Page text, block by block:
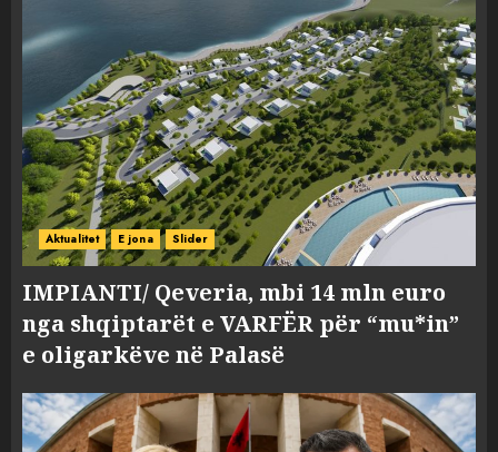
Aktualitet E jona Slider
IMPIANTI/ Qeveria, mbi 14 mln euro
nga shqiptarët e VARFËR për “mu*in”
e oligarkëve në Palasë